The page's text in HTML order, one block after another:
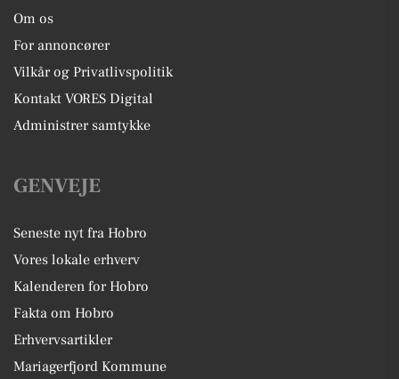
Om os
For annoncører
Vilkår og Privatlivspolitik
Kontakt VORES Digital
Administrer samtykke
GENVEJE
Seneste nyt fra Hobro
Vores lokale erhverv
Kalenderen for Hobro
Fakta om Hobro
Erhvervsartikler
Mariagerfjord Kommune